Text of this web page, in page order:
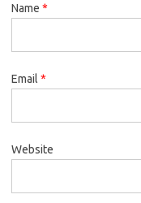
Name *
Email *
Website